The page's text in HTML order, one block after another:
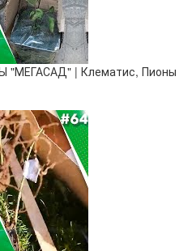
| Клематис, Пионы